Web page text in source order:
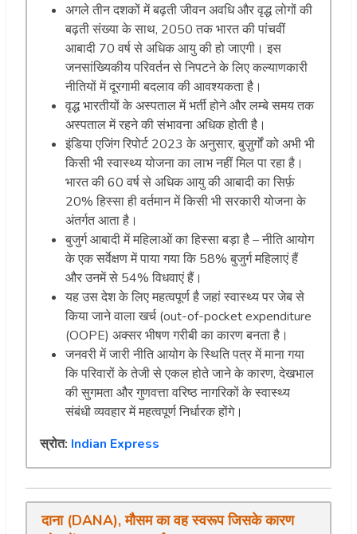
अगले तीन दशकों में बढ़ती जीवन अवधि और वृद्ध लोगों की
बढ़ती संख्या के साथ, 2050 तक भारत की पांचवीं
आबादी 70 वर्ष से अधिक आयु की हो जाएगी। इस
जनसांख्यिकीय परिवर्तन से निपटने के लिए कल्याणकारी
नीतियों में दूरगामी बदलाव की आवश्यकता है।
वृद्ध भारतीयों के अस्पताल में भर्ती होने और लम्बे समय तक
अस्पताल में रहने की संभावना अधिक होती है।
इंडिया एजिंग रिपोर्ट 2023 के अनुसार, बुज़ुर्गों को अभी भी
किसी भी स्वास्थ्य योजना का लाभ नहीं मिल पा रहा है।
भारत की 60 वर्ष से अधिक आयु की आबादी का सिर्फ़
20% हिस्सा ही वर्तमान में किसी भी सरकारी योजना के
अंतर्गत आता है।
बुजुर्ग आबादी में महिलाओं का हिस्सा बड़ा है – नीति आयोग
के एक सर्वेक्षण में पाया गया कि 58% बुजुर्ग महिलाएं हैं
और उनमें से 54% विधवाएं हैं।
यह उस देश के लिए महत्वपूर्ण है जहां स्वास्थ्य पर जेब से
किया जाने वाला खर्च (out-of-pocket expenditure
(OOPE) अक्सर भीषण गरीबी का कारण बनता है।
जनवरी में जारी नीति आयोग के स्थिति पत्र में माना गया
कि परिवारों के तेजी से एकल होते जाने के कारण, देखभाल
की सुगमता और गुणवत्ता वरिष्ठ नागरिकों के स्वास्थ्य
संबंधी व्यवहार में महत्वपूर्ण निर्धारक होंगे।
स्रोत: Indian Express
दाना(DANA),मौसम का वह स्वरूप जिसके कारण